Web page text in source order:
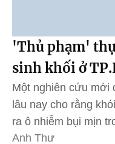
'Thủ phạm'
sinh khối ở
Một nghiên cứu mới
lâu nay cho rằng
ra ô nhiễm bụi mịn
Anh Thư